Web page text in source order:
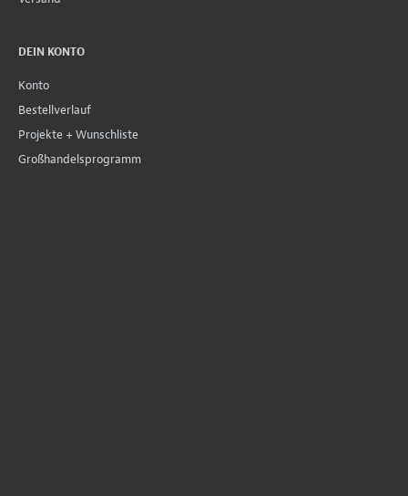
DEIN KONTO
Konto
Bestellverlauf
Projekte + Wunschliste
Großhandelsprogramm